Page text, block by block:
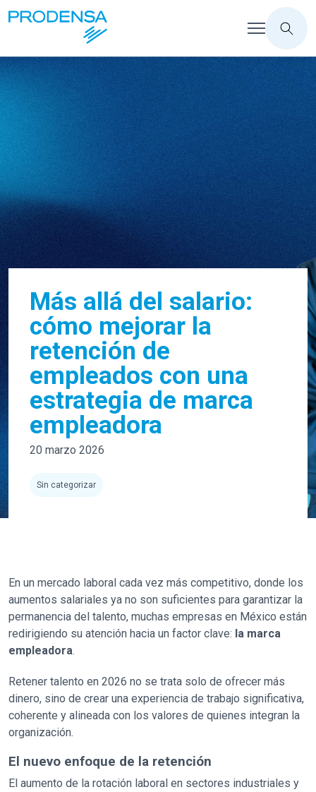
Más allá del salario:
cómo mejorar la
retención de
empleados con una
estrategia de marca
empleadora
20 marzo 2026
Sin categorizar
En un mercado laboral cada vez más competitivo, donde los
aumentos salariales ya no son suficientes para garantizar la
permanencia del talento, muchas empresas en México están
redirigiendo su atención hacia un factor clave: la marca
empleadora.
Retener talento en 2026 no se trata solo de ofrecer más
dinero, sino de crear una experiencia de trabajo significativa,
coherente y alineada con los valores de quienes integran la
organización.
El nuevo enfoque de la retención
El aumento de la rotación laboral en sectores industriales y